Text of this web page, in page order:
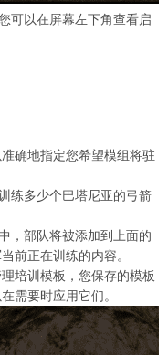
可以在屏幕左下角查看启
确地指定您希望模组将驻
练多少个巴塔尼亚的弓箭
，部队将被添加到上面的
前正在训练的内容。
培训模板，您保存的模板
需要时应用它们。